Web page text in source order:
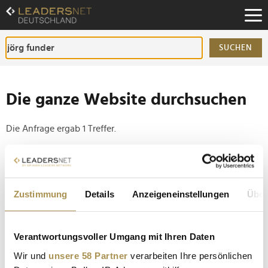
Zustimmung Details Anzeigeneinstellungen
Verantwortungsvoller Umgang mit Ihren Daten
Wir und unsere 58 Partner verarbeiten Ihre persönlichen
Zum
Inhalt
Zur
Fußzeilen-
Navigation
SUCHEN
Die ganze Website durchsuchen
Die Anfrage ergab 1 Treffer.
Tipp
Setzen Sie die gesuchten Wörter zwischen
Anführungszeichen: zb "Vorname Nachname".
So können Unternehmen im Metaverse Geld
verdienen